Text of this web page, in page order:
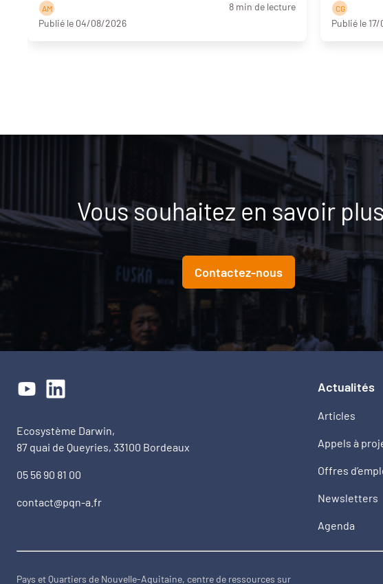
A M
8 min de lecture
Publié le 04/08/2026
C G
Publié le
Vous souhaitez en savoir
Contactez-nous
Ecosystème Darwin,
87 quai de Queyries, 33100 Bordeaux
05 56 90 81 00
contact@pqn-a.fr
Actualités
Articles
Appels à
Offres
Newsletters
Agenda
Pays et Quartiers de Nouvelle-Aquitaine, centre de ressources sur